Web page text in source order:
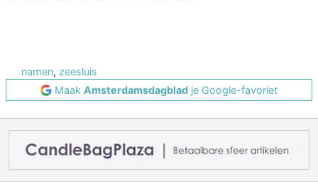
namen, zeesluis
Maak Amsterdamsdagblad je Google-favoriet